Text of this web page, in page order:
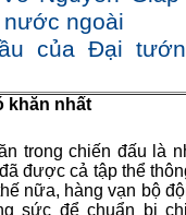
ngoài
của Đại
khăn nhất
trong chiến đấu là
được cả tập thể
nữa, hàng vạn bộ
sức để chuẩn bị